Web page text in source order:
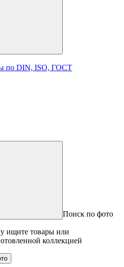
по DIN, ISO, ГОСТ
Поиск по фото
ищите товары или
коллекцией